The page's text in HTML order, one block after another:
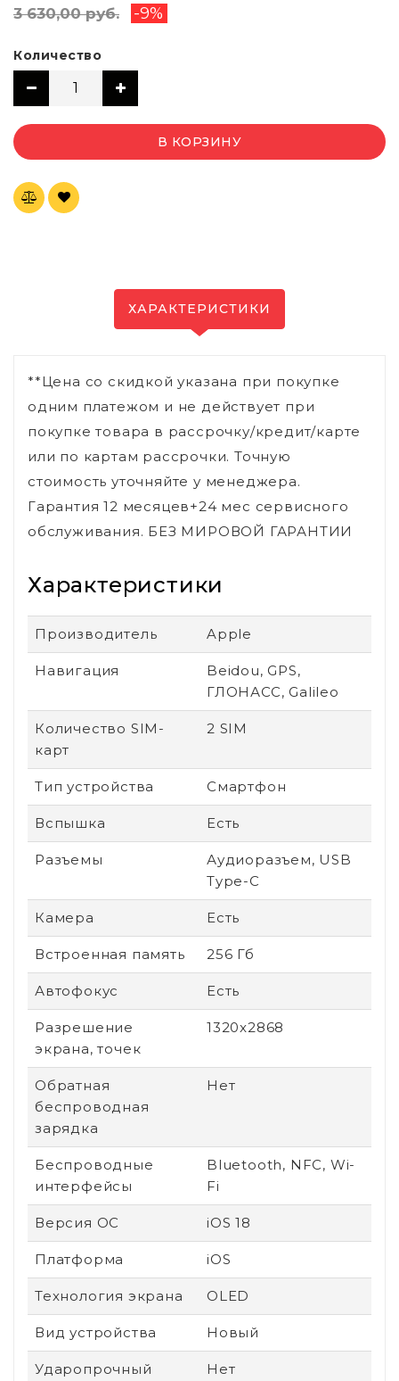
3 630,00 руб. -9%
Количество
В КОРЗИНУ
ХАРАКТЕРИСТИКИ
**Цена со скидкой указана при покупке
одним платежом и не действует при
покупке товара в рассрочку/кредит/карте
или по картам рассрочки. Точную
стоимость уточняйте у менеджера.
Гарантия 12 месяцев+24 мес сервисного
обслуживания. БЕЗ МИРОВОЙ ГАРАНТИИ
Характеристики
Производитель Apple
Навигация
Beidou, GPS,
ГЛОНАСС, Galileo
Количество SIM-
карт
2 SIM
Тип устройства Смартфон
Вспышка Есть
Разъемы
Аудиоразъем, USB
Type-C
Камера Есть
Встроенная память 256 Гб
Автофокус Есть
Разрешение
экрана, точек
1320x2868
Обратная
беспроводная
зарядка
Нет
Беспроводные
интерфейсы
Bluetooth, NFC, Wi-
Fi
Версия ОС iOS 18
Платформа iOS
Технология экрана OLED
Вид устройства Новый
Ударопрочный Нет